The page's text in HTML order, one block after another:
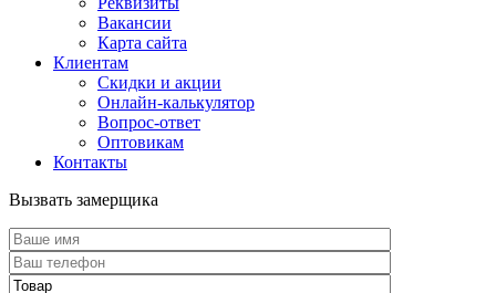
Вакансии
Карта сайта
Клиентам
Скидки и акции
Онлайн-калькулятор
Вопрос-ответ
Оптовикам
Контакты
Вызвать замерщика